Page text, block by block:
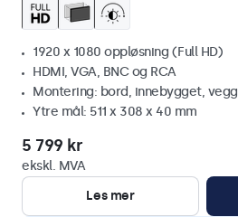
1920 x 1080 oppløsning (Full HD)
HDMI, VGA, BNC og RCA
Montering: bord, innebygget, vegg
Ytre mål: 511 x 308 x 40 mm
5 799 kr
ekskl. MVA
Les mer